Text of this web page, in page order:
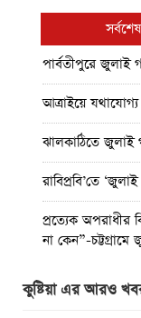
সর্বশেষ
পার্বতীপুরে জুলাই
আত্রাইয়ে
ঝালকাঠিতে জুলাই
রাবিপ্রবি’তে
প্রত্যেক অপরাধীর
না কেন”-চট্টগ্রামে
গণঅভ্যুত্থানের
খপ্পরে : আবু হাসান
কুষ্টিয়া এর আরও